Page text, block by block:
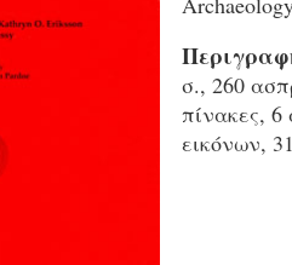
σ., 260
πίνακες,
εικόνων,